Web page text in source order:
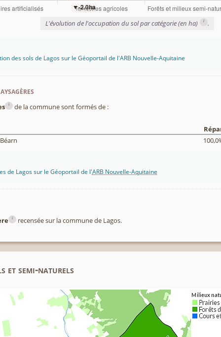
L'évolution de l'occupation du sol par catégorie (en ha) i .
des sols de Lagos sur le Géoportail de l'ARB Nouvelle-Aquitaine
i de la commune sont formés de :
de Lagos sur le Géoportail de l'ARB Nouvelle-Aquitaine
i recensée sur la commune de Lagos.
et semi-naturels